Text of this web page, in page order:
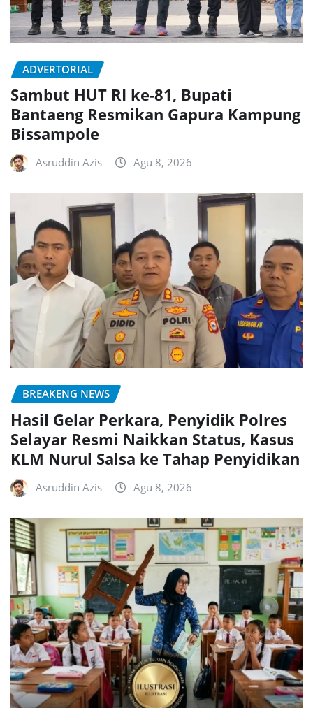
ADVERTORIAL
Sambut HUT RI ke-81, Bupati
Bantaeng Resmikan Gapura Kampung
Bissampole
Asruddin Azis Agu 8, 2026
BREAKENG NEWS
Hasil Gelar Perkara, Penyidik Polres
Selayar Resmi Naikkan Status, Kasus
KLM Nurul Salsa ke Tahap Penyidikan
Asruddin Azis Agu 8, 2026